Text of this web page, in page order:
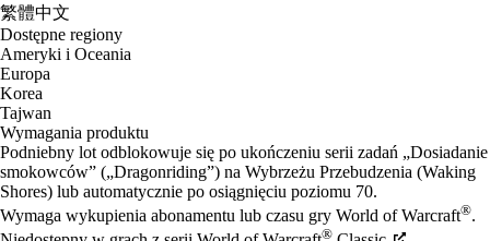
繁體中文
Dostępne regiony
Ameryki i Oceania
Europa
Korea
Tajwan
Wymagania produktu
Podniebny lot odblokowuje się po ukończeniu serii zadań „Dosiadanie
smokowców” („Dragonriding”) na Wybrzeżu Przebudzenia (Waking
Shores) lub automatycznie po osiągnięciu poziomu 70.
Wymaga wykupienia abonamentu lub czasu gry World of Warcraft®.
®